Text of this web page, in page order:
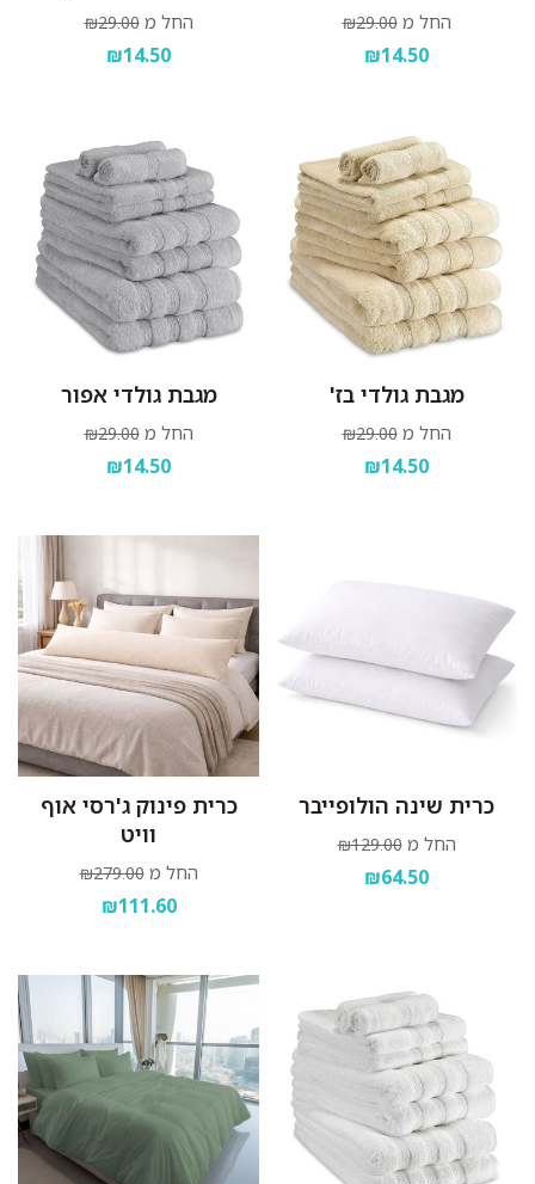
החל מ ₪29.00
₪14.50
החל מ ₪29.00
₪14.50
מגבת גולדי בז'
החל מ ₪29.00
₪14.50
מגבת גולדי אפור
החל מ ₪29.00
₪14.50
כרית שינה הולופייבר
החל מ ₪129.00
₪64.50
כרית פינוק ג'רסי אוף
וויט
החל מ ₪279.00
₪111.60